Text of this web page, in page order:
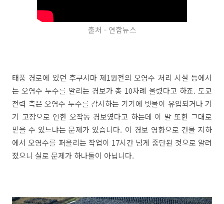
출처 - 연합뉴스
태풍 경로에 있던 후쿠시마 제1원전의 오염수 처리 시설 등에서
는 오염수 누수를 알리는 경보가 총 10차례 울렸다고 하죠. 도쿄
전력 측은 오염수 누수를 감시하는 기기에 빗물이 유입되거나 기
기 고장으로 인한 오작동 경보였다고 하는데 이 말 또한 그대로
믿을 수 있느냐는 문제가 있습니다. 이 경보 영향으로 건물 지하
에서 오염수를 퍼올리는 작업이 17시간 넘게 중단된 것으로 알려
졌으니 실로 문제가 하나둘이 아닙니다.